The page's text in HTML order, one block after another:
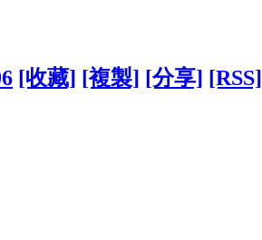
[收藏] [複製] [分享] [RSS]